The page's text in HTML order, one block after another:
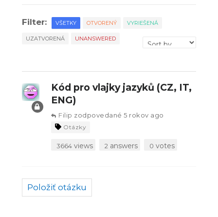
Filter: VŠETKY OTVORENÝ VYRIEŠENÁ
UZATVORENÁ UNANSWERED
Kód pro vlajky jazyků (CZ, IT,
ENG)
Filip zodpovedané 5 rokov ago
Otázky
3664views 2answers 0 votes
Položiť otázku